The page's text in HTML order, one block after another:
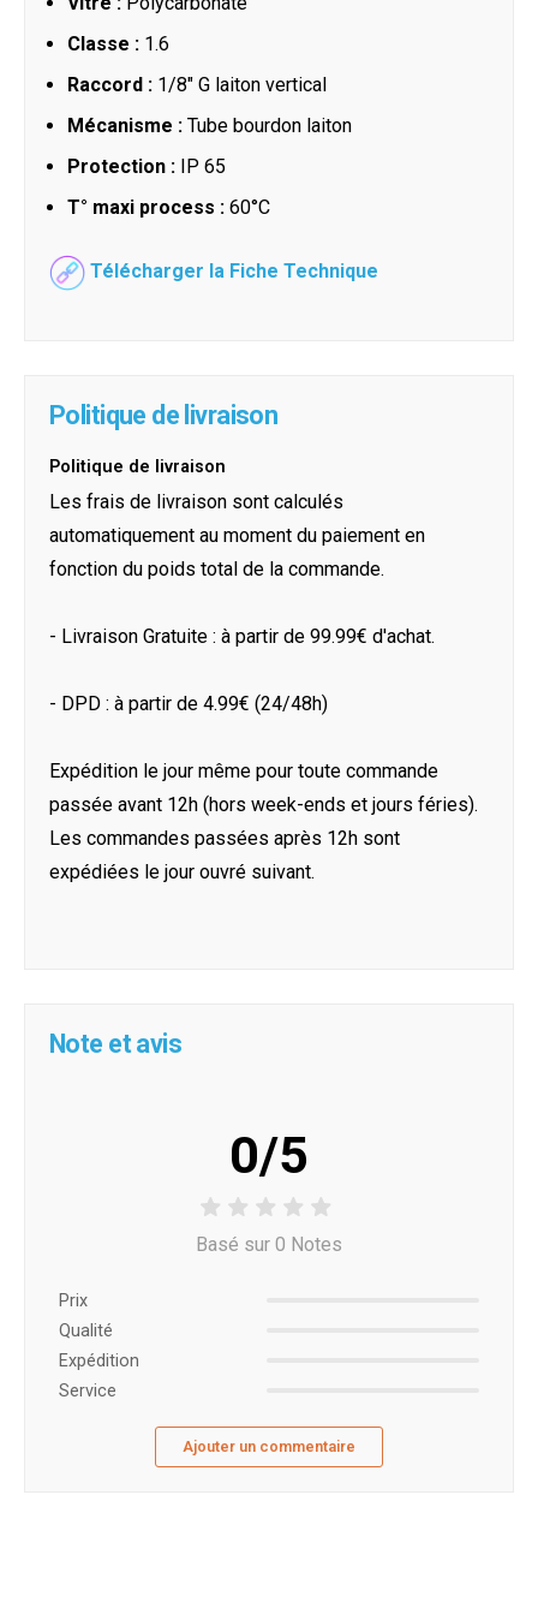
Classe : 1.6
Raccord : 1/8" G laiton vertical
Mécanisme : Tube bourdon laiton
Protection : IP 65
T° maxi process : 60°C
Télécharger la Fiche Technique
Politique de livraison
Politique de livraison
Les frais de livraison sont calculés
automatiquement au moment du paiement en
fonction du poids total de la commande.
- Livraison Gratuite : à partir de 99.99€ d'achat.
- DPD : à partir de 4.99€ (24/48h)
Expédition le jour même pour toute commande
passée avant 12h (hors week-ends et jours féries).
Les commandes passées après 12h sont
expédiées le jour ouvré suivant.
Note et avis
0/5
Basé sur 0 Notes
Prix ​​
Qualité
Expédition
Service
Ajouter un commentaire